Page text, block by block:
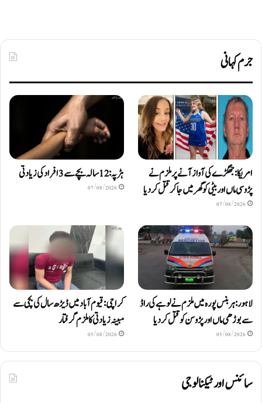
جرم کہانی
امریکا: جھگڑے کی آواز آنے پر ملزم نے
پڑوسی ماں اور بیٹی کو گھر میں جا کر قتل کر دیا
07/08/2026
ہڑپہ: 12 سالہ بچے سے 3 افراد کی زیادتی
07/08/2026
لاہور: ہربنس پورہ میں ملزم نے لوہے کی راڈ
سے بوڑھی ماں اور پڑوسن کو قتل کر دیا
05/08/2026
کراچی: قیوم آباد میں ڈیڑھ سال کی بچی سے
مبینہ زیادتی کا ملزم گرفتار
05/08/2026
سائنس اور ٹیکنالوجی